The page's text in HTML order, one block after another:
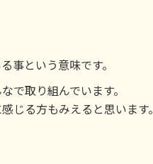
事という意味です。
で取り組んでいます。
じる方もみえると思います。